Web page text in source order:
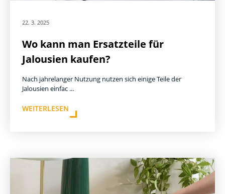
22. 3. 2025
Wo kann man Ersatzteile für
Jalousien kaufen?
Nach jahrelanger Nutzung nutzen sich einige Teile der
Jalousien einfac ...
WEITERLESEN